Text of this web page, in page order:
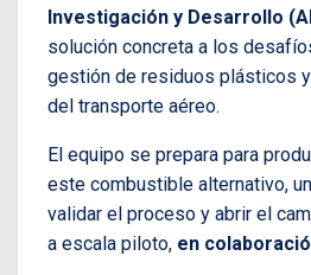
Investigación y Desarrollo
solución concreta a los
gestión de residuos plásticos
del transporte aéreo.
El equipo se prepara para
este combustible alternativo,
validar el proceso y abrir el
a escala piloto, en